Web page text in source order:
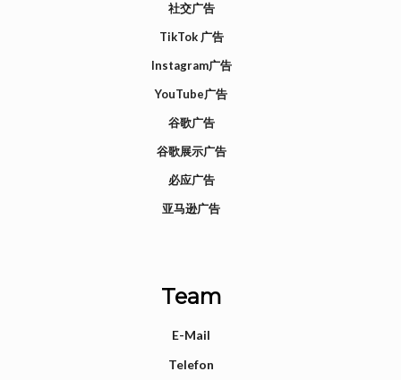
社交广告
TikTok 广告
Instagram广告
YouTube广告
谷歌广告
谷歌展示广告
必应广告
亚马逊广告
Team
E-Mail
Telefon